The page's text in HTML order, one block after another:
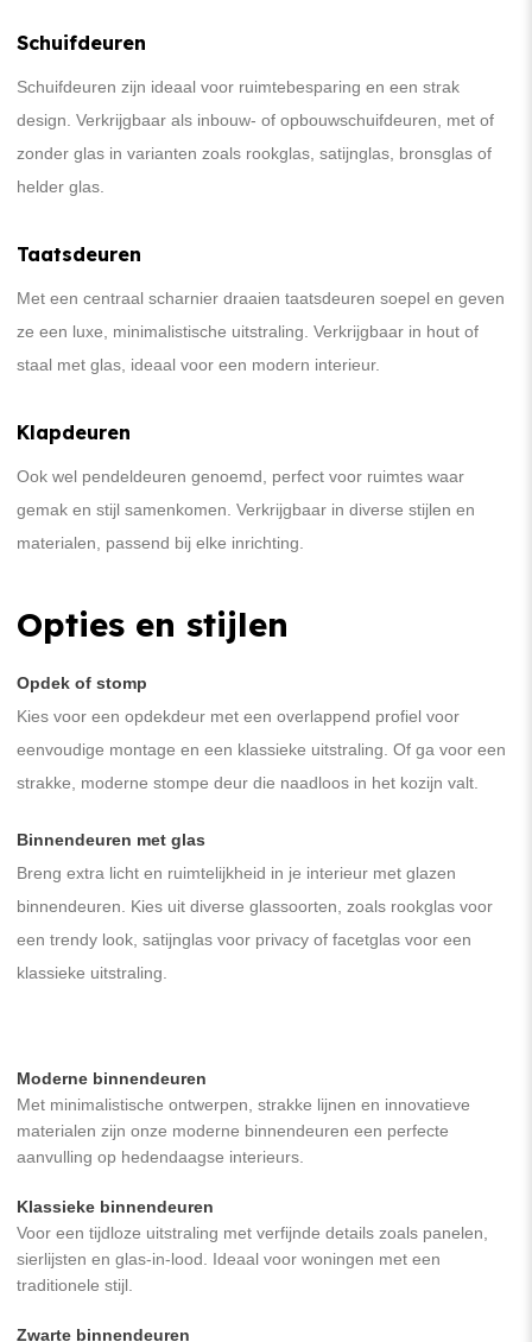
Schuifdeuren
Schuifdeuren zijn ideaal voor ruimtebesparing en een strak
design. Verkrijgbaar als inbouw- of opbouwschuifdeuren, met of
zonder glas in varianten zoals rookglas, satijnglas, bronsglas of
helder glas.
Taatsdeuren
Met een centraal scharnier draaien taatsdeuren soepel en geven
ze een luxe, minimalistische uitstraling. Verkrijgbaar in hout of
staal met glas, ideaal voor een modern interieur.
Klapdeuren
Ook wel pendeldeuren genoemd, perfect voor ruimtes waar
gemak en stijl samenkomen. Verkrijgbaar in diverse stijlen en
materialen, passend bij elke inrichting.
Opties en stijlen
Opdek of stomp
Kies voor een opdekdeur met een overlappend profiel voor
eenvoudige montage en een klassieke uitstraling. Of ga voor een
strakke, moderne stompe deur die naadloos in het kozijn valt.
Binnendeuren met glas
Breng extra licht en ruimtelijkheid in je interieur met glazen
binnendeuren. Kies uit diverse glassoorten, zoals rookglas voor
een trendy look, satijnglas voor privacy of facetglas voor een
klassieke uitstraling.
Moderne binnendeuren
Met minimalistische ontwerpen, strakke lijnen en innovatieve
materialen zijn onze moderne binnendeuren een perfecte
aanvulling op hedendaagse interieurs.
Klassieke binnendeuren
Voor een tijdloze uitstraling met verfijnde details zoals panelen,
sierlijsten en glas-in-lood. Ideaal voor woningen met een
traditionele stijl.
Zwarte binnendeuren